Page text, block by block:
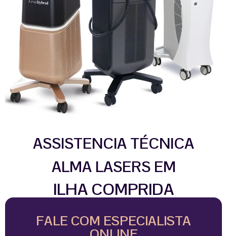
ASSISTENCIA TÉCNICA
ALMA LASERS EM
ILHA COMPRIDA
FALE COM ESPECIALISTA